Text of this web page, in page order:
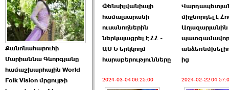
2026-06-25 17:13:00
ԱԺ նախագահի
Քանոնահարուհի
Մարիաննա Գևորգյանը
համաշխարհային World
Folk Vision մրցույթի
Փենսիլվանիայի
համալսարանի
ուսանողներին
ներկայացրել է ՀՀ -
ԱՄՆ երկկողմ
հարաբերությունները
միջնորդել է
Աղազարյանին
ից
2024-03-04 06:25:00 2024-02-22